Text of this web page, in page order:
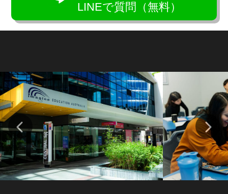
LINEで質問（無料）